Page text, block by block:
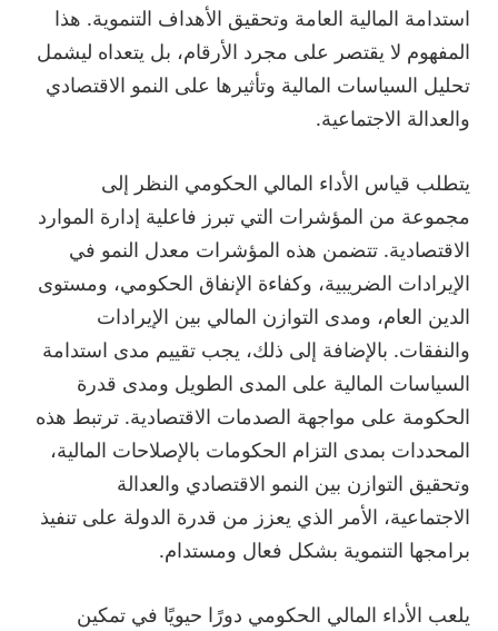
استدامة المالية العامة وتحقيق الأهداف التنموية. هذا
المفهوم لا يقتصر على مجرد الأرقام، بل يتعداه ليشمل
تحليل السياسات المالية وتأثيرها على النمو الاقتصادي
والعدالة الاجتماعية.
يتطلب قياس الأداء المالي الحكومي النظر إلى
مجموعة من المؤشرات التي تبرز فاعلية إدارة الموارد
الاقتصادية. تتضمن هذه المؤشرات معدل النمو في
الإيرادات الضريبية، وكفاءة الإنفاق الحكومي، ومستوى
الدين العام، ومدى التوازن المالي بين الإيرادات
والنفقات. بالإضافة إلى ذلك، يجب تقييم مدى استدامة
السياسات المالية على المدى الطويل ومدى قدرة
الحكومة على مواجهة الصدمات الاقتصادية. ترتبط هذه
المحددات بمدى التزام الحكومات بالإصلاحات المالية،
وتحقيق التوازن بين النمو الاقتصادي والعدالة
الاجتماعية، الأمر الذي يعزز من قدرة الدولة على تنفيذ
برامجها التنموية بشكل فعال ومستدام.
يلعب الأداء المالي الحكومي دورًا حيويًا في تمكين